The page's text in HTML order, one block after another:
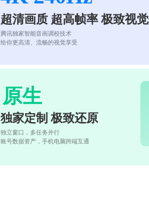
超清画质 超高帧率 极致视
腾讯独家智能音画调校技术
给你更高清、流畅的视觉享受
原生
独家定制 极致还原
独立窗口，多任务并行
账号数据资产，手机电脑跨端互通